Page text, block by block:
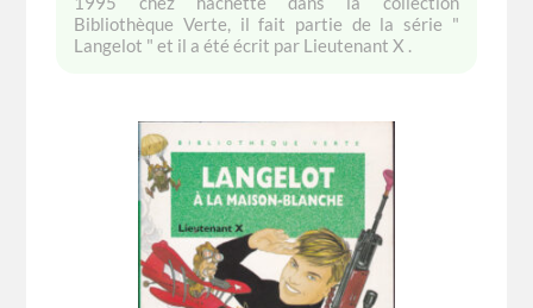
Bibliothèque Verte, il fait partie de la série "
Langelot " et il a été écrit par Lieutenant X .